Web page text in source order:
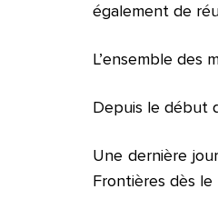
également de
L’ensemble des
Depuis le début
Une dernière
Frontières dès